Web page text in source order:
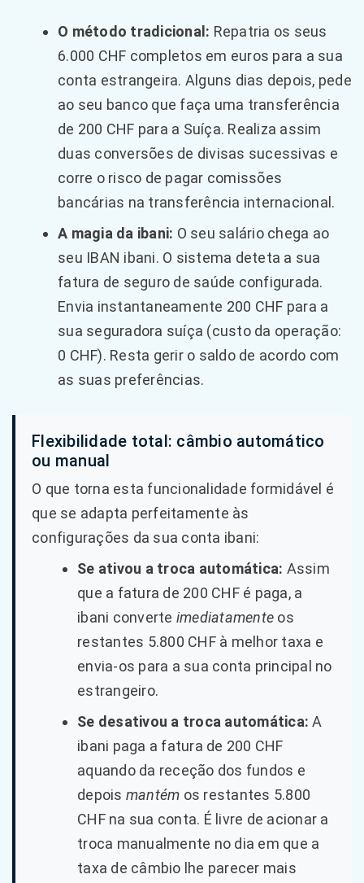
O método tradicional: Repatria os seus
6.000 CHF completos em euros para a sua
conta estrangeira. Alguns dias depois, pede
ao seu banco que faça uma transferência
de 200 CHF para a Suíça. Realiza assim
duas conversões de divisas sucessivas e
corre o risco de pagar comissões
bancárias na transferência internacional.
A magia da ibani: O seu salário chega ao
seu IBAN ibani. O sistema deteta a sua
fatura de seguro de saúde configurada.
Envia instantaneamente 200 CHF para a
sua seguradora suíça (custo da operação:
0 CHF). Resta gerir o saldo de acordo com
as suas preferências.
Flexibilidade total: câmbio automático
ou manual
O que torna esta funcionalidade formidável é
que se adapta perfeitamente às
configurações da sua conta ibani:
Se ativou a troca automática: Assim
que a fatura de 200 CHF é paga, a
ibani converte imediatamente os
restantes 5.800 CHF à melhor taxa e
envia-os para a sua conta principal no
estrangeiro.
Se desativou a troca automática: A
ibani paga a fatura de 200 CHF
aquando da receção dos fundos e
depois mantém os restantes 5.800
CHF na sua conta. É livre de acionar a
troca manualmente no dia em que a
taxa de câmbio lhe parecer mais